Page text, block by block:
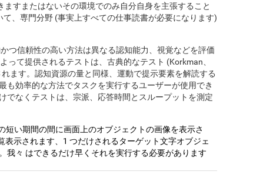
すまたはないその環境でのみ自分自身を主張すること
、専門分野 (事実上すべての仕事読書が必要になります)
つ信頼性の高い方法は異なる認知能力、視覚などを評価
って提供されるテストは、古典的なテスト (Korkman、
ます。認知資源の量と同様、運動で提示要素を解読する
も効率的な方法でタスクを実行するユーザーが使用でき
でなくテストは、宗派、応答時間とスループットを測定
短い期間の間に画面上のオブジェクトの画像を表示さ
示されます、1 つだけされるターゲット文字オブジェ
我々 はできるだけ早くそれを実行する必要があります